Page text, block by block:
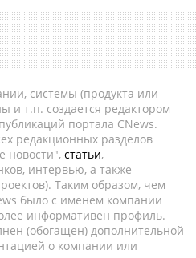
системы (продукта или
и т.п. создается редактором
портала CNews.
редакционных разделов
новости", статьи,
интервью, а также
Таким образом, чем
было с именем компании
информативен профиль.
(обогащен) дополнительной
о компании или